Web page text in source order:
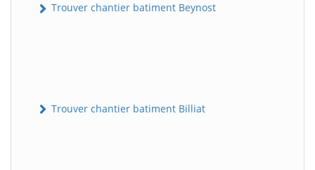
Trouver chantier batiment Beynost
Trouver chantier batiment Billiat